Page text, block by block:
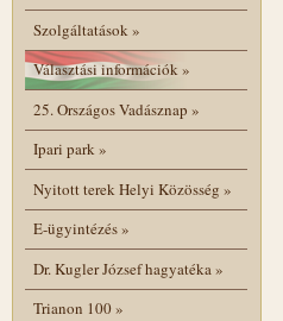
Szolgáltatások»
Választási információk»
25. Országos Vadásznap »
Ipari park»
Nyitott terek Helyi Közösség »
E-ügyintézés»
Dr. Kugler József hagyatéka»
Trianon 100»